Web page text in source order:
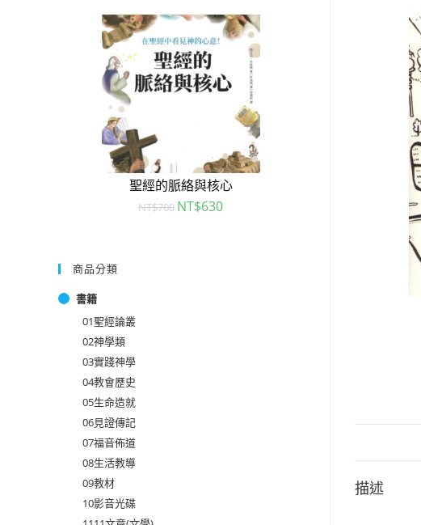
描述
聖經的脈絡與核心
NT$700 NT$630
聖經
700
商品分類
書籍
01聖經論叢
02神學類
03實踐神學
04教會歷史
05生命造就
06見證傳記
07福音佈道
08生活教導
09教材
10影音光碟